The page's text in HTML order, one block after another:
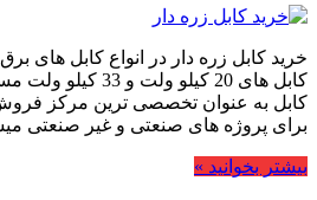
خرید کابل زره دار در انواع کابل های
کابل های 20 کیلو
کابل به عنوان تخصصی ترین مرکز فروش
برای پروژه های صنعتی و غیر صنعتی
بیشتر بخوانید »